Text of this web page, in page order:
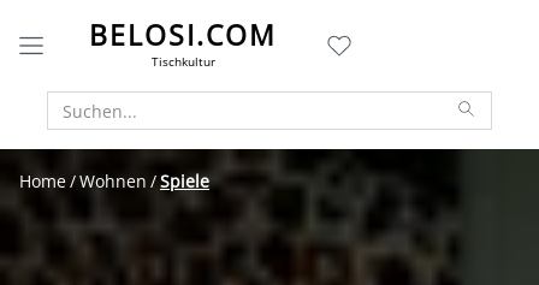
BELOSI.COM
Tischkultur
Home Wohnen Spiele